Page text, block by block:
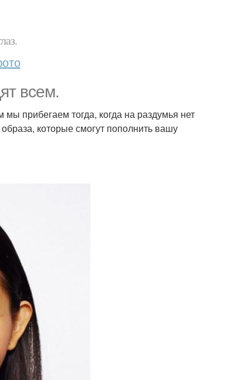
всем.
прибегаем тогда, когда на раздумья нет
которые смогут пополнить вашу